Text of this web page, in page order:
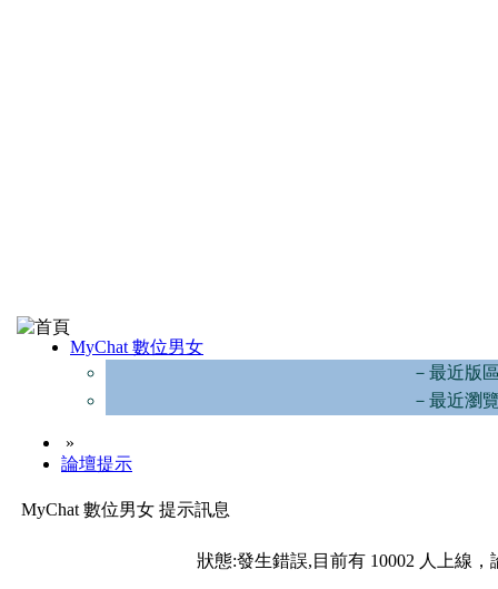
MyChat 數位男女
－最近版
－最近瀏
»
論壇提示
MyChat 數位男女 提示訊息
狀態:發生錯誤,目前有 10002 人上線